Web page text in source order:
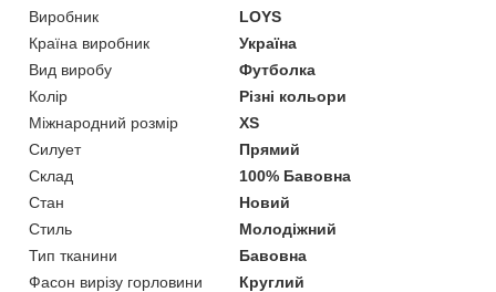
Виробник
LOYS
Країна виробник
Україна
Вид виробу
Футболка
Колір
Різні кольори
Міжнародний розмір
XS
Силует
Прямий
Склад
100% Бавовна
Стан
Новий
Стиль
Молодіжний
Тип тканини
Бавовна
Фасон вирізу горловини
Круглий